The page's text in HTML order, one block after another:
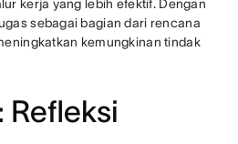
kerja yang lebih efektif. Dengan
sebagai bagian dari rencana
kemungkinan tindak
Refleksi